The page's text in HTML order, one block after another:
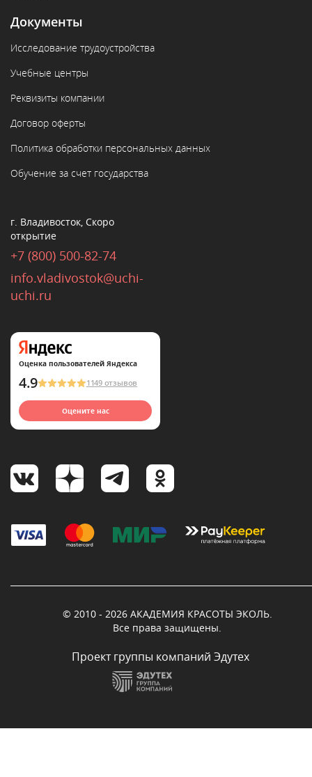
Документы
Исследование трудоустройства
Учебные центры
Реквизиты компании
Договор оферты
Политика обработки персональных данных
Обучение за счет государства
г. Владивосток, Скоро
открытие
+7 (800) 500-82-74
info.vladivostok@uchi-
uchi.ru
Оценка пользователей Яндекса
4.9 1149 отзывов
Оцените нас
© 2010 - 2026 АКАДЕМИЯ КРАСОТЫ ЭКОЛЬ.
Все права защищены.
Проект группы компаний Эдутех